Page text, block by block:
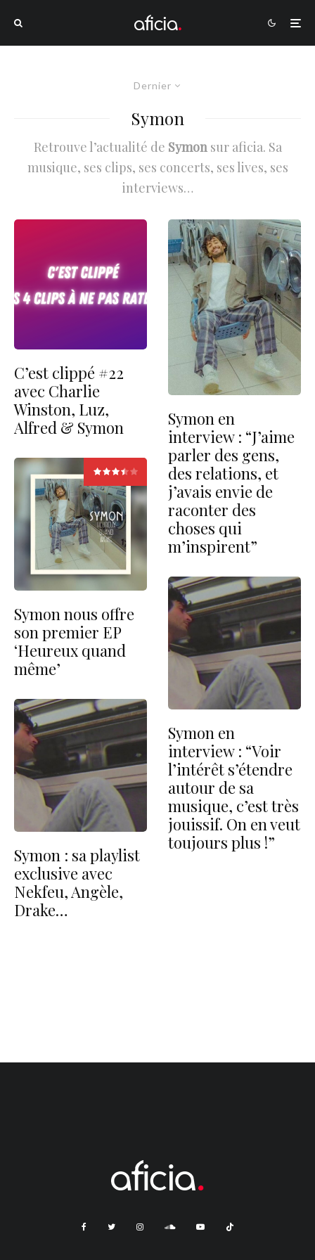
Dernier
Symon
Retrouve l’actualité de Symonsur aficia. Sa
musique, ses clips, ses concerts, ses lives, ses
interviews…
C’est clippé #22
avec Charlie
Winston, Luz,
Alfred & Symon
Symon nous offre
son premier EP
‘Heureux quand
même’
Symon : sa playlist
exclusive avec
Nekfeu, Angèle,
Drake…
Symon en
interview : “J’aime
parler des gens,
des relations, et
j’avais envie de
raconter des
choses qui
m’inspirent”
Symon en
interview : “Voir
l’intérêt s’étendre
autour de sa
musique, c’est très
jouissif. On en veut
toujours plus !”